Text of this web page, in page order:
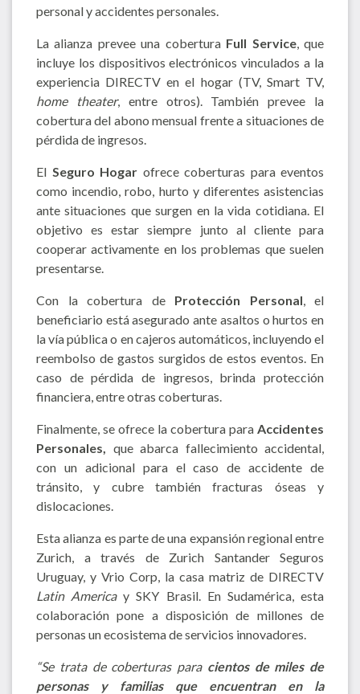
personal y accidentes personales.
La alianza prevee una cobertura Full Service, que
incluye los dispositivos electrónicos vinculados a la
experiencia DIRECTV en el hogar (TV, Smart TV,
home theater, entre otros). También prevee la
cobertura del abono mensual frente a situaciones de
pérdida de ingresos.
El Seguro Hogar ofrece coberturas para eventos
como incendio, robo, hurto y diferentes asistencias
ante situaciones que surgen en la vida cotidiana. El
objetivo es estar siempre junto al cliente para
cooperar activamente en los problemas que suelen
presentarse.
Con la cobertura de Protección Personal, el
beneficiario está asegurado ante asaltos o hurtos en
la vía pública o en cajeros automáticos, incluyendo el
reembolso de gastos surgidos de estos eventos. En
caso de pérdida de ingresos, brinda protección
financiera, entre otras coberturas.
Finalmente, se ofrece la cobertura para Accidentes
Personales, que abarca fallecimiento accidental,
con un adicional para el caso de accidente de
tránsito, y cubre también fracturas óseas y
dislocaciones.
Esta alianza es parte de una expansión regional entre
Zurich, a través de Zurich Santander Seguros
Uruguay, y Vrio Corp, la casa matriz de DIRECTV
Latin Americay SKY Brasil. En Sudamérica, esta
colaboración pone a disposición de millones de
personas un ecosistema de servicios innovadores.
“Se trata de coberturas para cientos de miles de
personas y familias que encuentran en la